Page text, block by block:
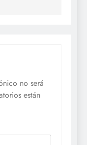
no será
están